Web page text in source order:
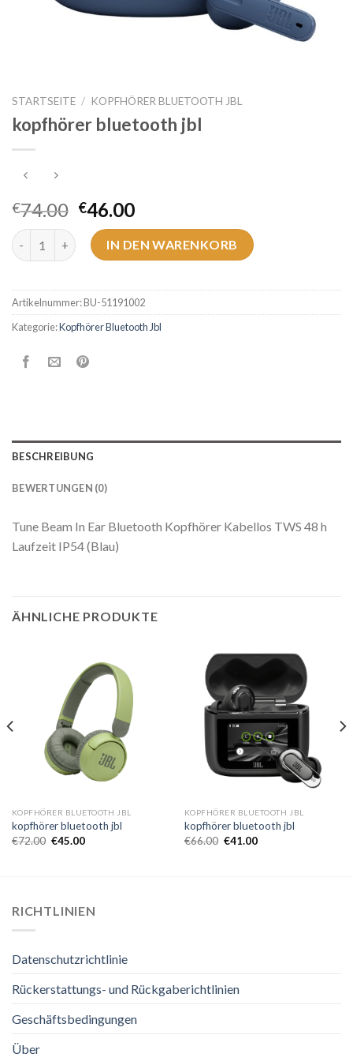
STARTSEITE / KOPFHÖRER BLUETOOTH JBL
kopfhörer bluetooth jbl
€74.00 €46.00
kopfhörer bluetooth jbl Menge
IN DEN WARENKORB
Artikelnummer:BU-51191002
Kategorie:Kopfhörer Bluetooth Jbl
BESCHREIBUNG
BEWERTUNGEN (0)
Tune Beam In Ear Bluetooth Kopfhörer Kabellos TWS 48 h
Laufzeit IP54 (Blau)
ÄHNLICHE PRODUKTE
KOPFHÖRER BLUETOOTH JBL
kopfhörer bluetooth jbl
€72.00 €45.00
KOPFHÖRER BLUETOOTH JBL
kopfhörer bluetooth jbl
€66.00 €41.00
RICHTLINIEN
Datenschutzrichtlinie
Rückerstattungs- und Rückgaberichtlinien
Geschäftsbedingungen
Über